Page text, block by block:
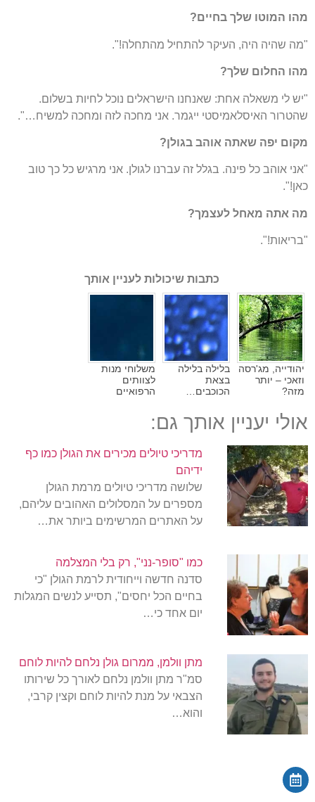
מהו המוטו שלך בחיים?
"מה שהיה היה, העיקר להתחיל מהתחלה!".
מהו החלום שלך?
"יש לי משאלה אחת: שאנחנו הישראלים נוכל לחיות בשלום.
שהטרור האיסלאמיסטי ייגמר. אני מחכה לזה ומחכה למשיח…".
מקום יפה שאתה אוהב בגולן?
"אני אוהב כל פינה. בגלל זה עברנו לגולן. אני מרגיש כל כך טוב
כאן!".
מה אתה מאחל לעצמך?
"בריאות!".
כתבות שיכולות לעניין אותך
יהודייה, מג'רסה
וזאכי – יותר
מזה?
בלילה בלילה
בצאת
הכוכבים…
משלוחי מנות
לצוותים
הרפואיים
אולי יעניין אותך גם:
מדריכי טיולים מכירים את הגולן כמו כף
ידיהם
שלושה מדריכי טיולים מרמת הגולן
מספרים על המסלולים האהובים עליהם,
על האתרים המרשימים ביותר את…
כמו "סופר-נני", רק בלי המצלמה
סדנה חדשה וייחודית לרמת הגולן "כי
בחיים הכל יחסים", תסייע לנשים המגלות
יום אחד כי…
מתן וולמן, ממרום גולן נלחם להיות לוחם
סמ"ר מתן וולמן נלחם לאורך כל שירותו
הצבאי על מנת להיות לוחם וקצין קרבי,
והוא…